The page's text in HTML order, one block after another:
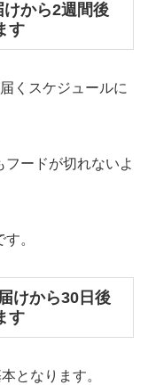
から2週間後
す
くスケジュールに
ードが切れないよ
。
けから30日後
す
となります。